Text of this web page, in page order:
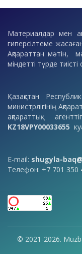
Материалдар мен
гиперсілтеме
Ақпараттан мәтін,
міндетті түрде тиісті
Қазақстан
министрлігінің
ақпараттық
KZ18VPY00033655
E-mail: shugyla-
Телефон: +7 701 350
© 2021-2026.